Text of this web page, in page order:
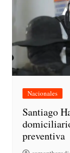
Nacionales
Santiago
preventiva